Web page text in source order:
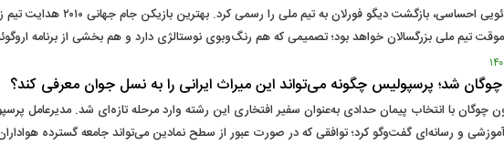
تیم ملی بزرگسالان خواهد بود؛ تصمیمی که هم رنگ‌وبوی نوستالژی دارد و هم بخشی از برنامه
شد؛ پرسپولیس چگونه می‌تواند این میراث ایرانی را به نسل جوان معرفی کند؟
با انتخاب پیمان حدادی به‌عنوان سفیر افتخاری این رشته وارد مرحله تازه‌ای شد. مدیرعامل
و رسانه‌ای گفت‌وگو کرد؛ توافقی که در صورت عبور از سطح نمادین می‌تواند جامعه گسترده